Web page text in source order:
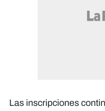
Las inscripciones